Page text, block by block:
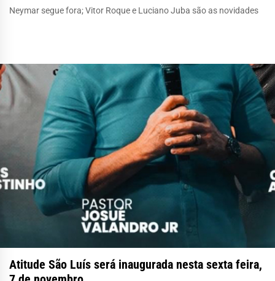
Neymar segue fora; Vitor Roque e Luciano Juba são as novidades
Atitude São Luís será inaugurada nesta sexta feira,